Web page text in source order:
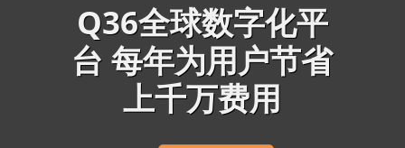
Q36全球数字化平
台 每年为用户节省
上千万费用